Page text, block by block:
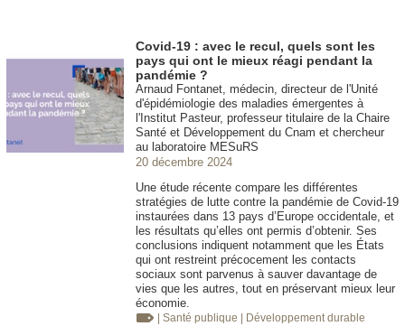
Covid-19 : avec le recul, quels sont les
pays qui ont le mieux réagi pendant la
pandémie ?
Arnaud Fontanet, médecin, directeur de l'Unité
d'épidémiologie des maladies émergentes à
l'Institut Pasteur, professeur titulaire de la Chaire
Santé et Développement du Cnam et chercheur
au laboratoire MESuRS
20 décembre 2024
Une étude récente compare les différentes
stratégies de lutte contre la pandémie de Covid-19
instaurées dans 13 pays d’Europe occidentale, et
les résultats qu’elles ont permis d’obtenir. Ses
conclusions indiquent notamment que les États
qui ont restreint précocement les contacts
sociaux sont parvenus à sauver davantage de
vies que les autres, tout en préservant mieux leur
économie.
| Santé publique | Développement durable